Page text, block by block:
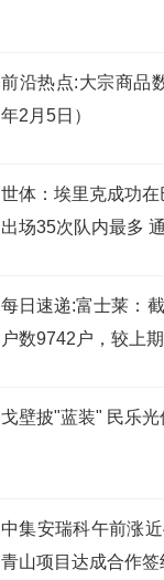
前沿热点:大宗商品
年2月5日）​
世体：埃里克成功
出场35次队内最多
每日速递:富士莱：
户数9742户，较上
戈壁披"蓝装" 民乐
中集安瑞科午前涨
青山项目达成合作签